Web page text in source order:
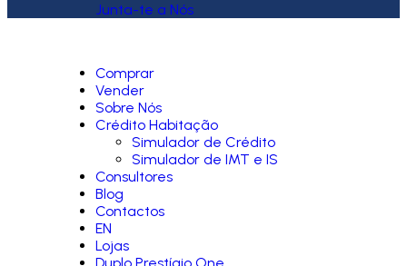
Junta-te a Nós
Comprar
Vender
Sobre Nós
Crédito Habitação
Simulador de Crédito
Simulador de IMT e IS
Consultores
Blog
Contactos
EN
Lojas